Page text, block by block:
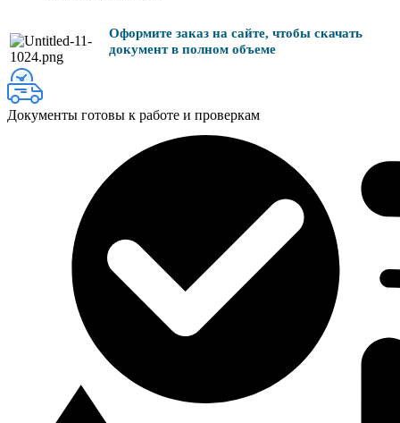
Оформите заказ на сайте, чтобы скачать
документ в полном объеме
Документы готовы к работе и проверкам